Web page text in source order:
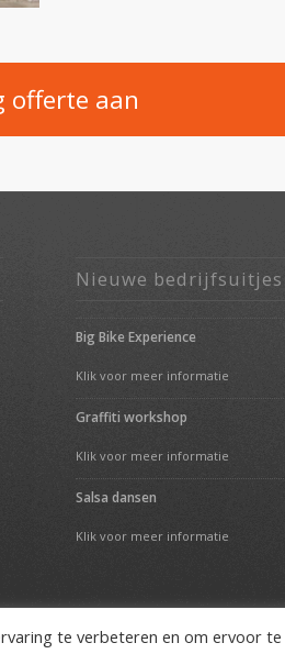
offerte aan
Nieuwe bedrijfsuitjes
Big Bike Experience
Klik voor meer informatie
Graffiti workshop
Klik voor meer informatie
Salsa dansen
Klik voor meer informatie
Zandvoort
te verbeteren en om ervoor te